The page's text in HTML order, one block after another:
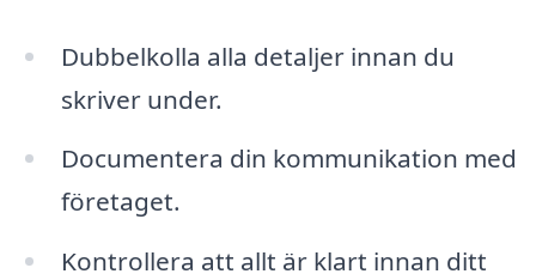
Dubbelkolla alla detaljer innan du
skriver under.
Documentera din kommunikation med
företaget.
Kontrollera att allt är klart innan ditt